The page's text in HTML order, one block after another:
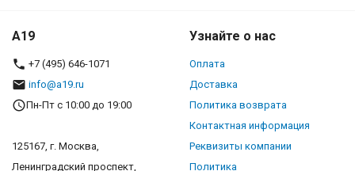
A19
+7 (495) 646-1071
info@a19.ru
Пн-Пт с 10:00 до 19:00
125167, г. Москва,
Ленинградский проспект,
Узнайте о нас
Оплата
Доставка
Политика возврата
Контактная информация
Реквизиты компании
Политика